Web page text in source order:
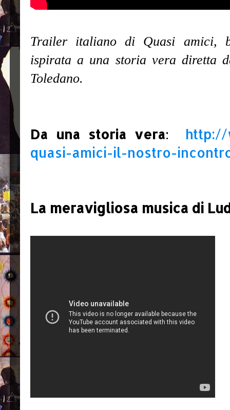
Trailer italiano di Quasi amici,
ispirata a una storia vera diretta
Toledano.
Da una storia vera:
http://
quasi-amici-il-nostro-
La meravigliosa musica di